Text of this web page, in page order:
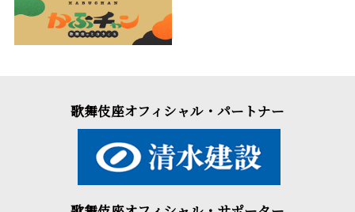
歌舞伎座オフィシャル・パートナー